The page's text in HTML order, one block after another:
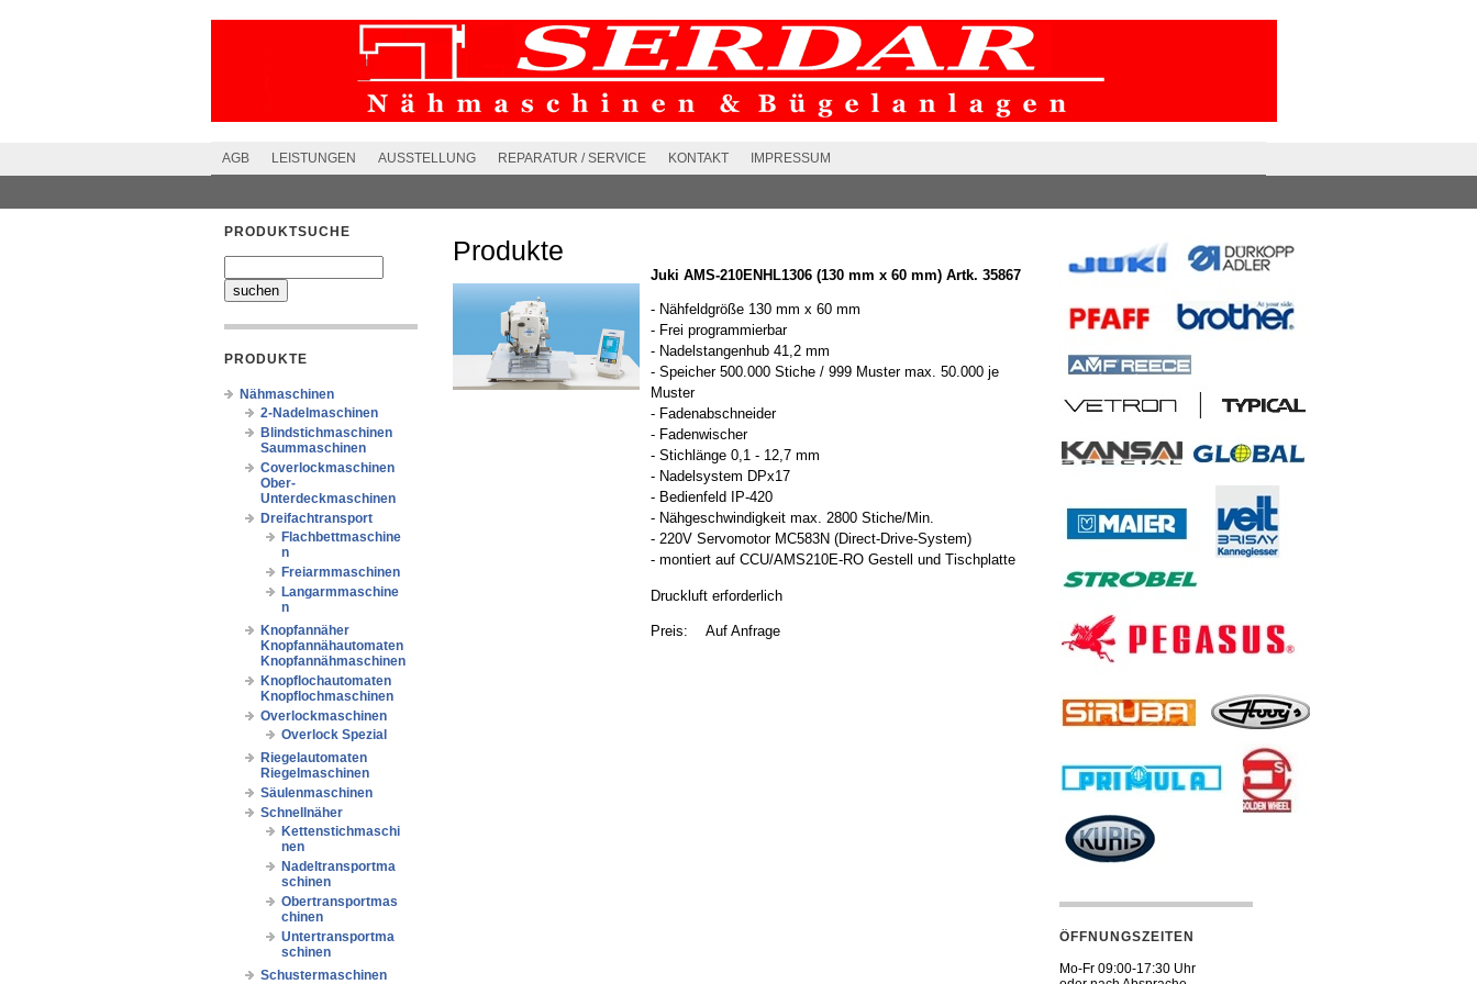
AGB LEISTUNGEN AUSSTELLUNG REPARATUR / SERVICE KONTAKT IMPRESSUM
PRODUKTSUCHE
PRODUKTE
Nähmaschinen
2-Nadelmaschinen
Blindstichmaschinen
Saummaschinen
Coverlockmaschinen
Ober-
Unterdeckmaschinen
Dreifachtransport
Flachbettmaschine
n
Freiarmmaschinen
Langarmmaschine
n
Knopfannäher
Knopfannähautomaten
Knopfannähmaschinen
Knopflochautomaten
Knopflochmaschinen
Overlockmaschinen
Overlock Spezial
Riegelautomaten
Riegelmaschinen
Säulenmaschinen
Schnellnäher
Kettenstichmaschi
nen
Nadeltransportma
schinen
Obertransportmas
chinen
Untertransportma
schinen
Schustermaschinen
Produkte
Juki AMS-210ENHL1306 (130 mm x 60 mm) Artk. 35867
- Nähfeldgröße 130 mm x 60 mm
- Frei programmierbar
- Nadelstangenhub 41,2 mm
- Speicher 500.000 Stiche / 999 Muster max. 50.000 je
Muster
- Fadenabschneider
- Fadenwischer
- Stichlänge 0,1 - 12,7 mm
- Nadelsystem DPx17
- Bedienfeld IP-420
- Nähgeschwindigkeit max. 2800 Stiche/Min.
- 220V Servomotor MC583N (Direct-Drive-System)
- montiert auf CCU/AMS210E-RO Gestell und Tischplatte
Druckluft erforderlich
Auf Anfrage
Preis:
ÖFFNUNGSZEITEN
Mo-Fr 09:00-17:30 Uhr